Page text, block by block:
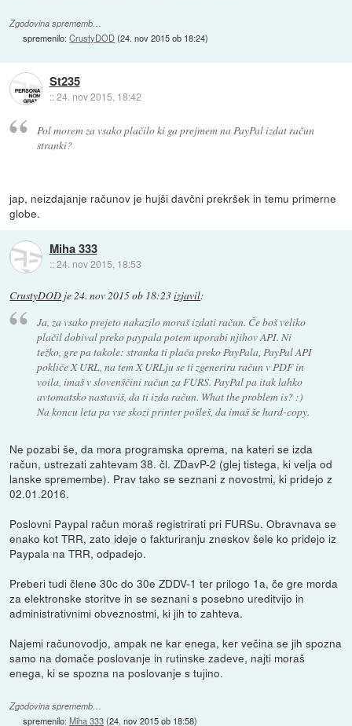
Zgodovina sprememb…
spremenilo:CrustyDOD(24. nov 2015 ob 18:24)
St235
::24. nov 2015, 18:42
Pol morem za vsako plačilo ki ga prejmem na PayPal izdat račun
stranki?
jap, neizdajanje računov je hujši davčni prekršek in temu primerne
globe.
Miha 333
::24. nov 2015, 18:53
CrustyDOD je24. nov 2015 ob 18:23izjavil:
Ja, za vsako prejeto nakazilo moraš izdati račun. Če boš veliko
plačil dobival preko paypala potem uporabi njihov API. Ni
težko, gre pa takole: stranka ti plača preko PayPala, PayPal API
pokliče X URL, na tem X URLju se ti zgenerira račun v PDF in
voila, imaš v slovenščini račun za FURS. PayPal pa itak lahko
avtomatsko nastaviš, da ti izda račun. What the problem is? :)
Na koncu leta pa vse skozi printer pošleš, da imaš še hard-copy.
Ne pozabi še, da mora programska oprema, na kateri se izda
račun, ustrezati zahtevam 38. čl. ZDavP-2 (glej tistega, ki velja od
lanske spremembe). Prav tako se seznani z novostmi, ki pridejo z
02.01.2016.
Poslovni Paypal račun moraš registrirati pri FURSu. Obravnava se
enako kot TRR, zato ideje o fakturiranju zneskov šele ko pridejo iz
Paypala na TRR, odpadejo.
Preberi tudi člene 30c do 30e ZDDV-1 ter prilogo 1a, če gre morda
za elektronske storitve in se seznani s posebno ureditvijo in
administrativnimi obveznostmi, ki jih to zahteva.
Najemi računovodjo, ampak ne kar enega, ker večina se jih spozna
samo na domače poslovanje in rutinske zadeve, najti moraš
enega, ki se spozna na poslovanje s tujino.
Zgodovina sprememb…
spremenilo:Miha 333(24. nov 2015 ob 18:58)